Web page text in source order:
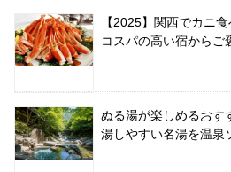
【2025】関西でカニ
コスパの高い宿からご
ぬる湯が楽しめるおす
湯しやすい名湯を温泉